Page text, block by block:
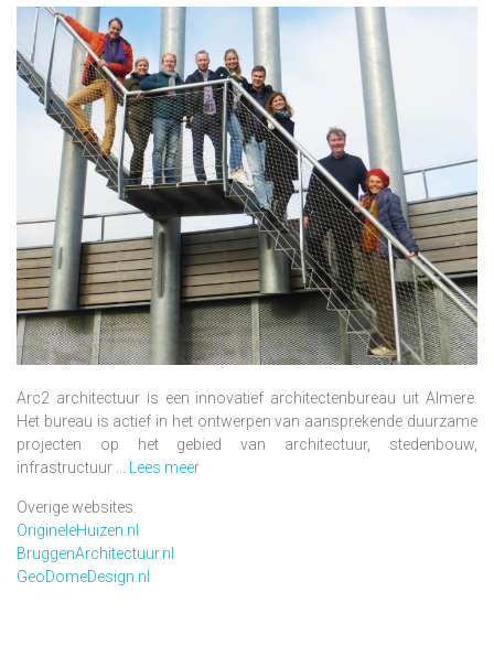
Arc2 architectuur is een innovatief architectenbureau uit Almere.
Het bureau is actief in het ontwerpen van aansprekende duurzame
projecten op het gebied van architectuur, stedenbouw,
infrastructuur ... Lees meer
Overige websites:
OrigineleHuizen.nl
BruggenArchitectuur.nl
GeoDomeDesign.nl